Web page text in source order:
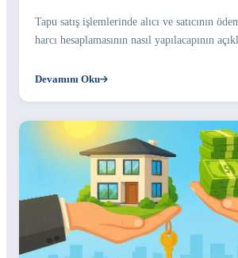
Tapu satış işlemlerinde alıcı ve satıcının
harcı hesaplamasının nasıl yapılacapının
Devamını Oku